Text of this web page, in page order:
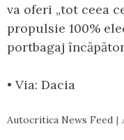
va oferi „tot ceea
propulsie 100%
portbagaj
• Via: Dacia
Autocritica News Feed